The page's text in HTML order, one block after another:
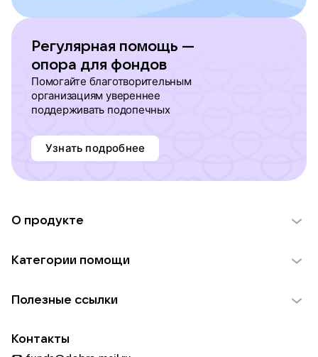
Регулярная помощь —
опора для фондов
Помогайте благотворительным
организациям увереннее
поддерживать подопечных
Узнать подробнее
О продукте
Использование материалов
Для НКО
Категории помощи
Пожилым
Полезные ссылки
Контакты